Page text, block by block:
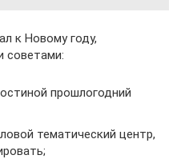
к Новому году,
советами:
прошлогодний
тематический центр,